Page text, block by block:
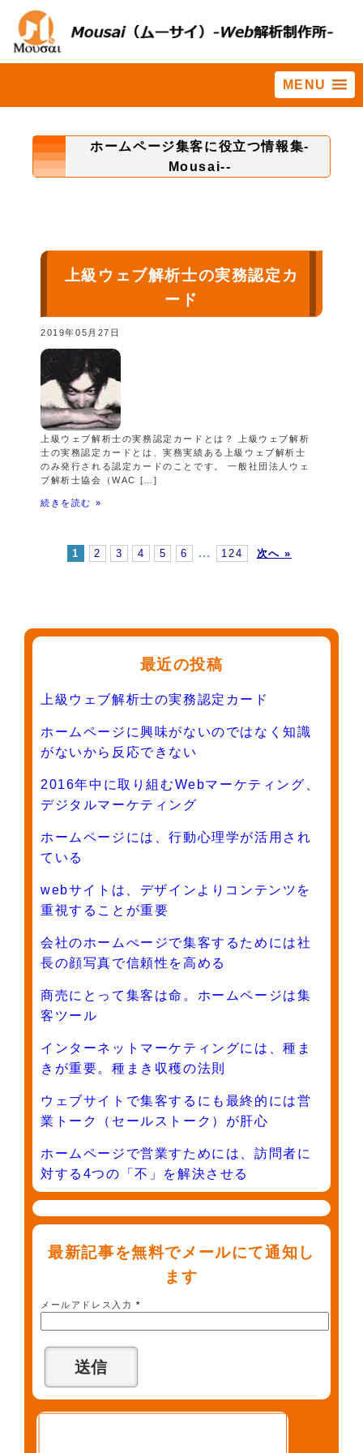
MENU
ホームページ集客に役立つ情報集-
Mousai--
上級ウェブ解析士の実務認定カ
ード
2019年05月27日
上級ウェブ解析士の実務認定カードとは？ 上級ウェブ解析
士の実務認定カードとは、実務実績ある上級ウェブ解析士
のみ発行される認定カードのことです。 一般社団法人ウェ
ブ解析士協会（WAC […]
続きを読む »
1 2 3 4 5 6 … 124 次へ »
最近の投稿
上級ウェブ解析士の実務認定カード
ホームページに興味がないのではなく知識
がないから反応できない
2016年中に取り組むWebマーケティング、
デジタルマーケティング
ホームページには、行動心理学が活用され
ている
webサイトは、デザインよりコンテンツを
重視することが重要
会社のホームぺージで集客するためには社
長の顔写真で信頼性を高める
商売にとって集客は命。ホームページは集
客ツール
インターネットマーケティングには、種ま
きが重要。種まき収穫の法則
ウェブサイトで集客するにも最終的には営
業トーク（セールストーク）が肝心
ホームページで営業すためには、訪問者に
対する4つの「不」を解決させる
最新記事を無料でメールにて通知し
ます
メールアドレス入力 *